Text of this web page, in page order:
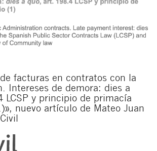
facturas en contratos con la
Intereses de demora: dies a
LCSP y principio de primacía
nuevo artículo de Mateo Juan